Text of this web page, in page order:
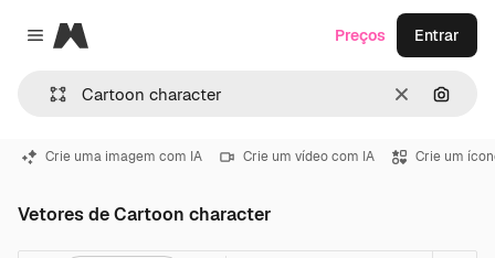
Close menu
Magnific
Limpar
Preços Entrar
Crie uma imagem com IA Crie um vídeo com IA Crie um
Vetores de Cartoon character